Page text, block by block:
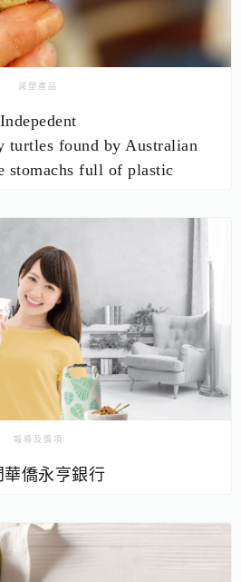
減塑產品
Indepedent
turtles found by Australian
stomachs full of plastic
報導及獎項
華僑永亨銀行